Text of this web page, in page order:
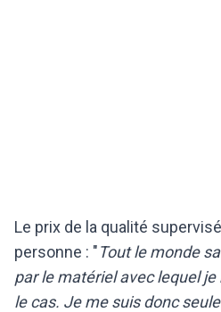
Le prix de la qualité
personne : "Tout le monde
par le matériel avec lequel
le cas. Je me suis donc